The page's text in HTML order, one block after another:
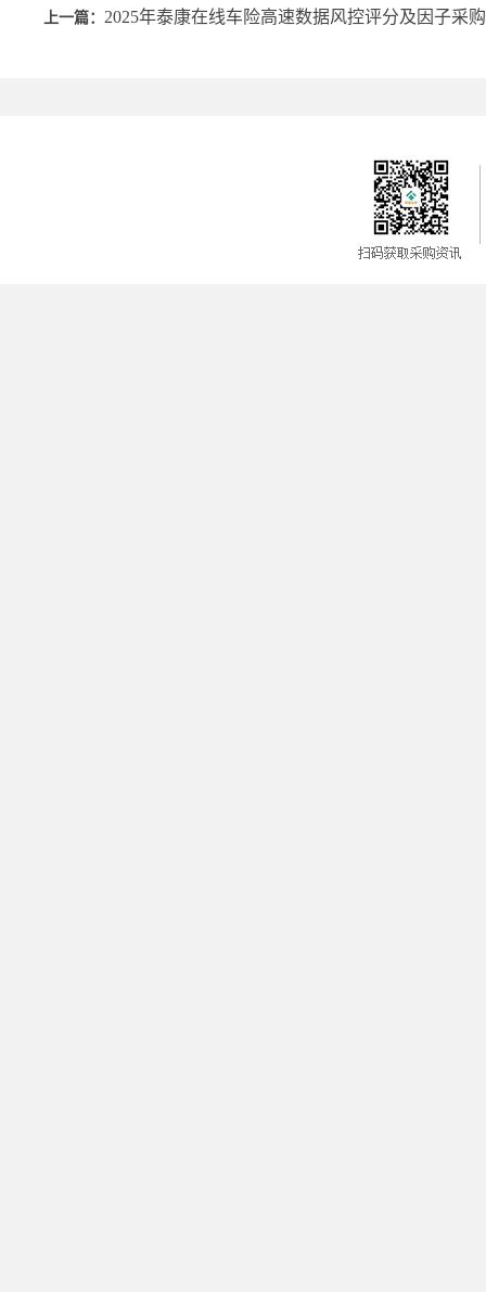
上一篇： 2025年泰康在线车险高速数据风控评分及因子采